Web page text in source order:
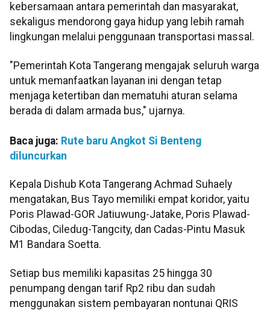
kebersamaan antara pemerintah dan masyarakat,
sekaligus mendorong gaya hidup yang lebih ramah
lingkungan melalui penggunaan transportasi massal.
"Pemerintah Kota Tangerang mengajak seluruh warga
untuk memanfaatkan layanan ini dengan tetap
menjaga ketertiban dan mematuhi aturan selama
berada di dalam armada bus," ujarnya.
Baca juga: Rute baru Angkot Si Benteng
diluncurkan
Kepala Dishub Kota Tangerang Achmad Suhaely
mengatakan, Bus Tayo memiliki empat koridor, yaitu
Poris Plawad-GOR Jatiuwung-Jatake, Poris Plawad-
Cibodas, Ciledug-Tangcity, dan Cadas-Pintu Masuk
M1 Bandara Soetta.
Setiap bus memiliki kapasitas 25 hingga 30
penumpang dengan tarif Rp2 ribu dan sudah
menggunakan sistem pembayaran nontunai QRIS